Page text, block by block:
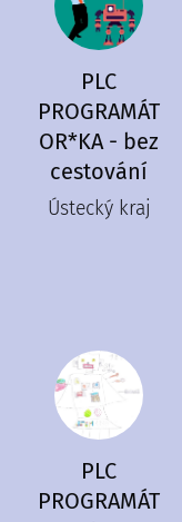
PLC
PROGRAMÁT
OR*KA - bez
cestování
Ústecký kraj
PLC
PROGRAMÁT